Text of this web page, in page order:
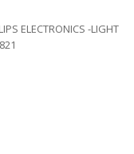
ELECTRONICS -LIGHT